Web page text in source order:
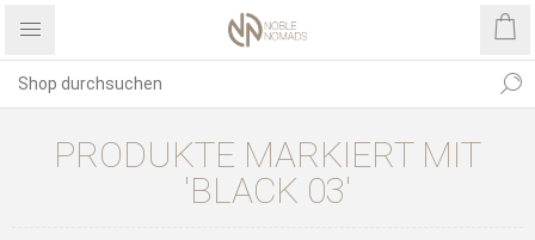
PRODUKTE MARKIERT MIT
'BLACK 03'